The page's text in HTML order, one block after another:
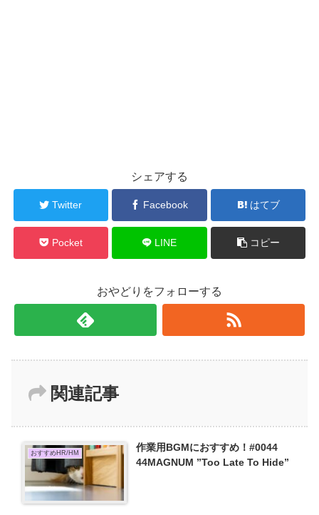
シェアする
Twitter Facebook はてブ
Pocket LINE コピー
おやどりをフォローする
関連記事
おすすめHR/HM
作業用BGMにおすすめ！#0044
44MAGNUM ”Too Late To Hide”